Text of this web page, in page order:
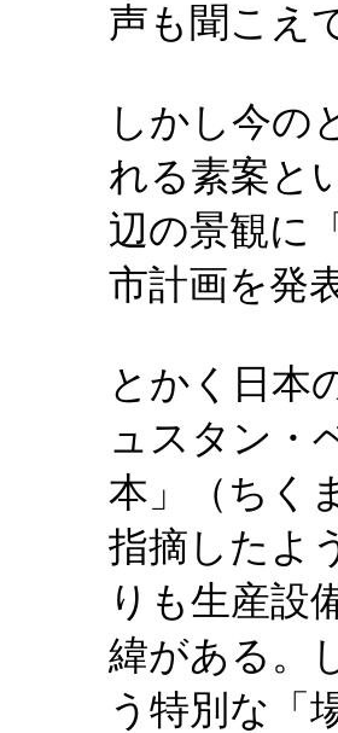
声も聞こえ
しかし今の
れる素案と
辺の景観に
市計画を発
とかく日本
ュスタン・
本」（ちく
指摘したよ
りも生産設
緯がある。
う特別な「